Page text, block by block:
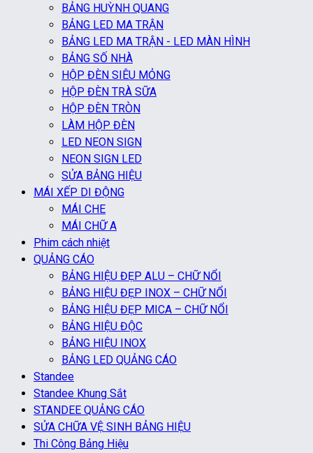
BẢNG HUỲNH QUANG
BẢNG LED MA TRẬN
BẢNG LED MA TRẬN - LED MÀN HÌNH
BẢNG SỐ NHÀ
HỘP ĐÈN SIÊU MỎNG
HỘP ĐÈN TRÀ SỮA
HỘP ĐÈN TRÒN
LÀM HỘP ĐÈN
LED NEON SIGN
NEON SIGN LED
SỬA BẢNG HIỆU
MÁI XẾP DI ĐỘNG
MÁI CHE
MÁI CHỮ A
Phim cách nhiệt
QUẢNG CÁO
BẢNG HIỆU ĐẸP ALU – CHỮ NỔI
BẢNG HIỆU ĐẸP INOX – CHỮ NỔI
BẢNG HIỆU ĐẸP MICA – CHỮ NỔI
BẢNG HIỆU ĐỘC
BẢNG HIỆU INOX
BẢNG LED QUẢNG CÁO
Standee
Standee Khung Sắt
STANDEE QUẢNG CÁO
SỬA CHỮA VỆ SINH BẢNG HIỆU
Thi Công Bảng Hiệu